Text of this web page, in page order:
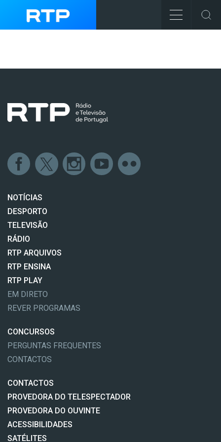
NOTÍCIAS
DESPORTO
TELEVISÃO
RÁDIO
RTP ARQUIVOS
RTP ENSINA
RTP PLAY
EM DIRETO
REVER PROGRAMAS
CONCURSOS
PERGUNTAS FREQUENTES
CONTACTOS
CONTACTOS
PROVEDORA DO TELESPECTADOR
PROVEDORA DO OUVINTE
ACESSIBILIDADES
SATÉLITES